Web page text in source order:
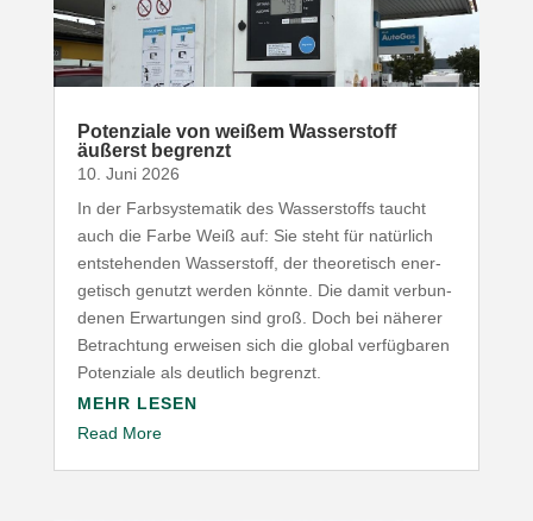
Poten­ziale von weißem Wasser­stoff
äußerst begrenzt
10. Juni 2026
In der Farb­sys­te­matik des Wasser­stoffs taucht
auch die Farbe Weiß auf: Sie steht für natürlich
entste­henden Wasser­stoff, der theo­re­tisch ener­
ge­tisch genutzt werden könnte. Die damit verbun­
denen Erwar­tungen sind groß. Doch bei näherer
Betrachtung erweisen sich die global verfüg­baren
Poten­ziale als deutlich begrenzt.
MEHR LESEN
Read More